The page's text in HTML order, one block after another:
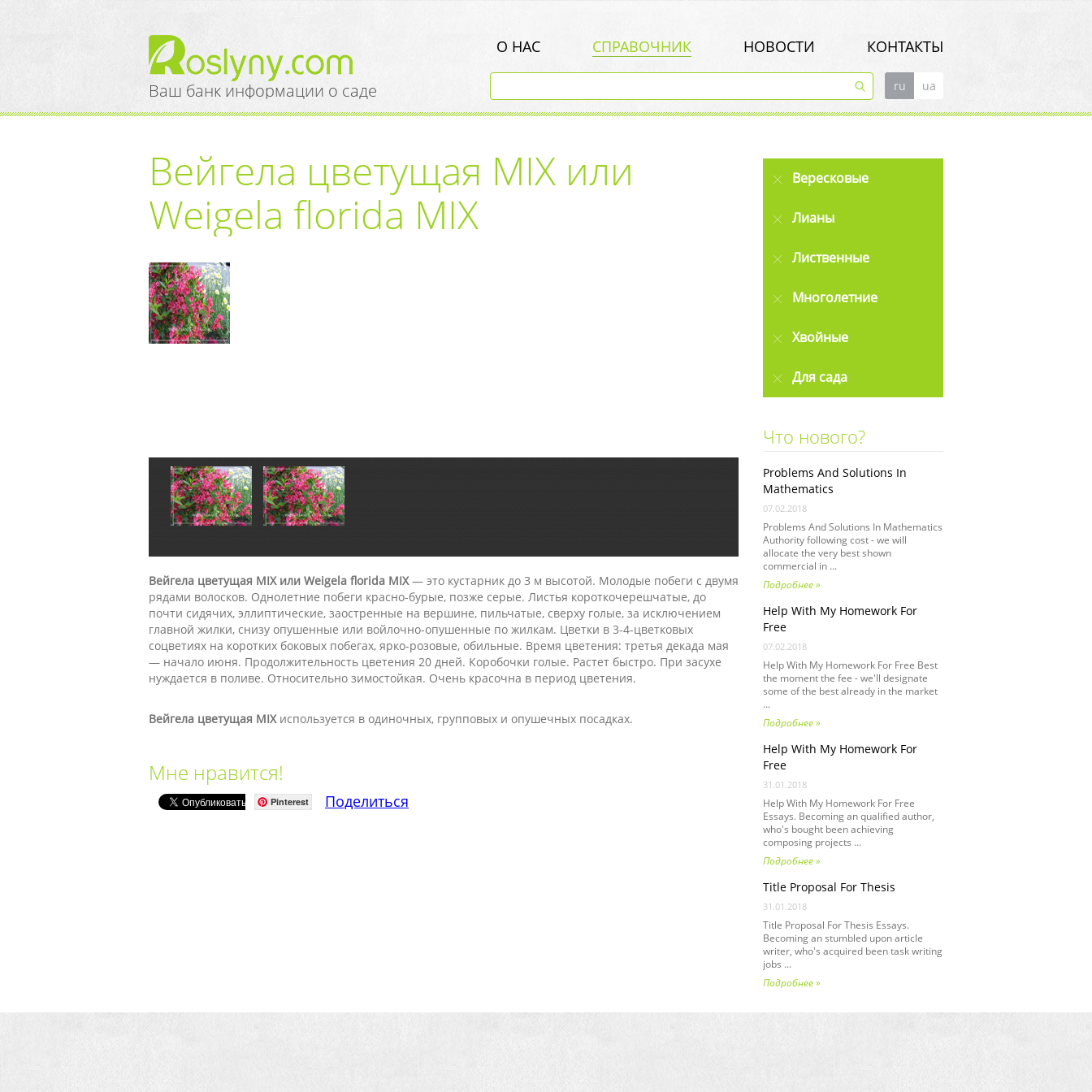
Ваш банк информации о саде
О НАС СПРАВОЧНИК НОВОСТИ КОНТАКТЫ
ru ua
Вейгела цветущая MIX или
Weigela florida MIX
Вейгела цветущая MIX или Weigela florida MIX— это кустарник до 3 м высотой. Молодые побеги с двумя
рядами волосков. Однолетние побеги красно-бурые, позже серые. Листья короткочерешчатые, до
почти сидячих, эллиптические, заостренные на вершине, пильчатые, сверху голые, за исключением
главной жилки, снизу опушенные или войлочно-опушенные по жилкам. Цветки в 3-4-цветковых
соцветиях на коротких боковых побегах, ярко-розовые, обильные. Время цветения: третья декада мая
— начало июня. Продолжительность цветения 20 дней. Коробочки голые. Растет быстро. При засухе
нуждается в поливе. Относительно зимостойкая. Очень красочна в период цветения.
Вейгела цветущая MIXиспользуется в одиночных, групповых и опушечных посадках.
Мне нравится!
Pinterest Поделиться
Вересковые
Лианы
Лиственные
Многолетние
Хвойные
Для сада
Что нового?
Problems And Solutions In
Mathematics
07.02.2018
Problems And Solutions In Mathematics
Authority following cost - we will
allocate the very best shown
commercial in ...
Подробнее »
Help With My Homework For
Free
07.02.2018
Help With My Homework For Free Best
the moment the fee - we'll designate
some of the best already in the market
...
Подробнее »
Help With My Homework For
Free
31.01.2018
Help With My Homework For Free
Essays. Becoming an qualified author,
who's bought been achieving
composing projects ...
Подробнее »
Title Proposal For Thesis
31.01.2018
Title Proposal For Thesis Essays.
Becoming an stumbled upon article
writer, who's acquired been task writing
jobs ...
Подробнее »